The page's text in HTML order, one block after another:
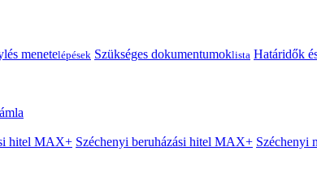
menetelépések Szükséges dokumentumoklista Határidők
hitel MAX+ Széchenyi beruházási hitel MAX+ Széchenyi